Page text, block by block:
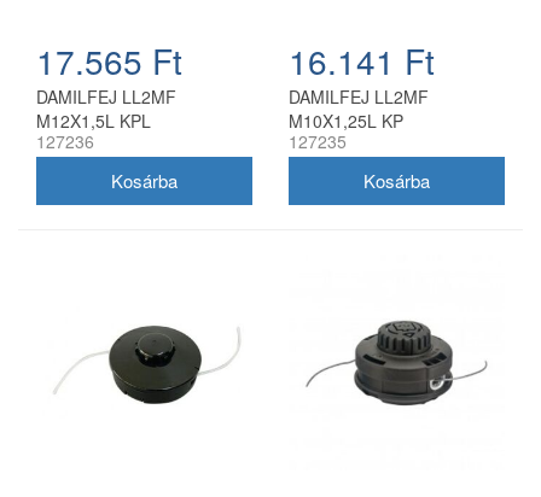
17.565 Ft
DAMILFEJ LL2MF
M12X1,5L KPL
127236
16.141 Ft
DAMILFEJ LL2MF
M10X1,25L KP
127235